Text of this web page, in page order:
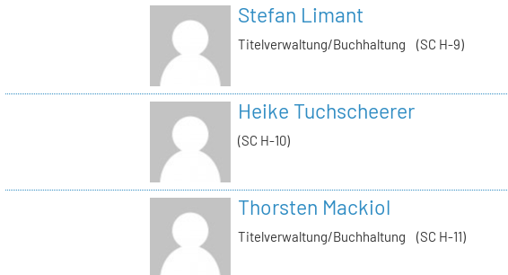
Stefan Limant
Titelverwaltung/Buchhaltung (SC H-9)
Heike Tuchscheerer
(SC H-10)
Thorsten Mackiol
Titelverwaltung/Buchhaltung (SC H-11)